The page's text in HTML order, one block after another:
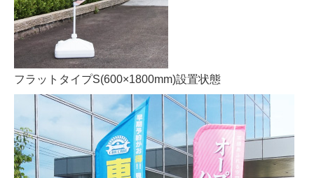
フラットタイプS(600×1800mm)設置状態